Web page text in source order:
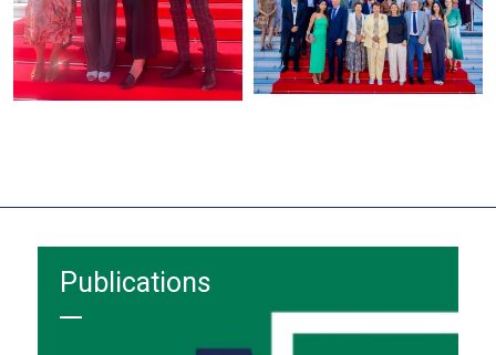
Publications